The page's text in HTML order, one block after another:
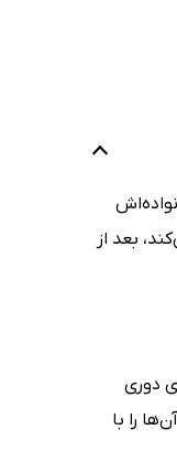
بعد از
دوری
را با